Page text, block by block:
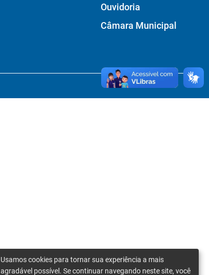
Ouvidoria
Câmara Municipal
Usamos cookies para tornar sua experiência a mais
agradável possível. Se continuar navegando neste site, você